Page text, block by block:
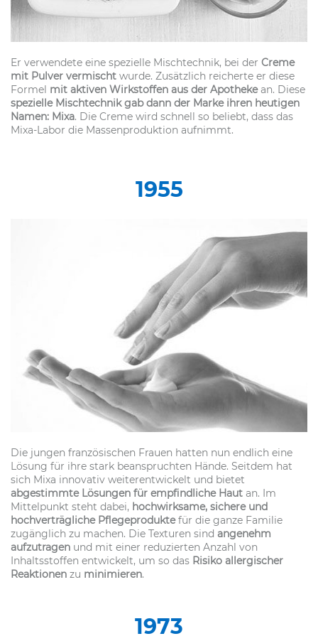
Er verwendete eine spezielle Mischtechnik, bei der Creme
mit Pulver vermischt wurde. Zusätzlich reicherte er diese
Formel mit aktiven Wirkstoffen aus der Apothekean. Diese
spezielle Mischtechnik gab dann der Marke ihren heutigen
Namen: Mixa. Die Creme wird schnell so beliebt, dass das
Mixa-Labor die Massenproduktion aufnimmt.
1955
Die jungen französischen Frauen hatten nun endlich eine
Lösung für ihre stark beanspruchten Hände. Seitdem hat
sich Mixa innovativ weiterentwickelt und bietet
abgestimmte Lösungen für empfindliche Haut an. Im
Mittelpunkt steht dabei, hochwirksame, sichere und
hochverträgliche Pflegeproduktefür die ganze Familie
zugänglich zu machen. Die Texturen sind angenehm
aufzutragen und mit einer reduzierten Anzahl von
Inhaltsstoffen entwickelt, um so das Risiko allergischer
Reaktionen zu minimieren.
1973